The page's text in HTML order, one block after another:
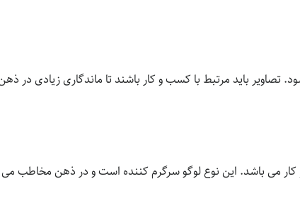
باید مرتبط با کسب و کار باشند تا ماندگاری زیادی در
می باشد. این نوع لوگو سرگرم کننده است و در ذهن مخاطب می